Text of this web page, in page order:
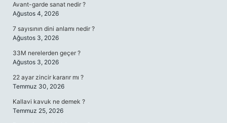
Avant-garde sanat nedir ?
Ağustos 4, 2026
7 sayısının dini anlamı nedir ?
Ağustos 3, 2026
33M nerelerden geçer ?
Ağustos 3, 2026
22 ayar zincir kararır mı ?
Temmuz 30, 2026
Kallavi kavuk ne demek ?
Temmuz 25, 2026